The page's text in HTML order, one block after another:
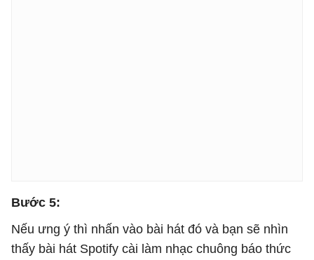
Bước 5:
Nếu ưng ý thì nhấn vào bài hát đó và bạn sẽ nhìn
thấy bài hát Spotify cài làm nhạc chuông báo thức